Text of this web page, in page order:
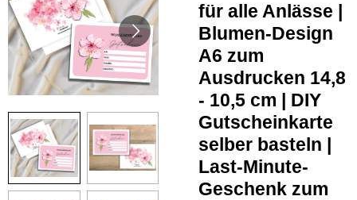
für alle Anlässe |
Blumen-Design
A6 zum
Ausdrucken 14,8
- 10,5 cm | DIY
Gutscheinkarte
selber basteln |
Last-Minute-
Geschenk zum